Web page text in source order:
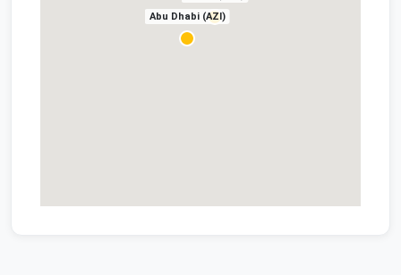
Abu Dhabi (AZI)